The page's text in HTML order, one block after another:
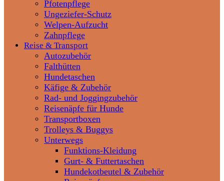
Pfotenpflege
Ungeziefer-Schutz
Welpen-Aufzucht
Zahnpflege
Reise & Transport
Autozubehör
Falthütten
Hundetaschen
Käfige & Zubehör
Rad- und Joggingzubehör
Reisenäpfe für Hunde
Transportboxen
Trolleys & Buggys
Unterwegs
Funktions-Kleidung
Gurt- & Futtertaschen
Hundekotbeutel & Zubehör